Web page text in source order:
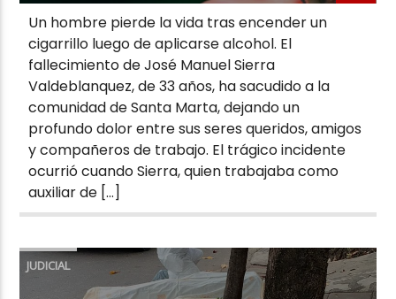
Un hombre pierde la vida tras encender un
cigarrillo luego de aplicarse alcohol. El
fallecimiento de José Manuel Sierra
Valdeblanquez, de 33 años, ha sacudido a la
comunidad de Santa Marta, dejando un
profundo dolor entre sus seres queridos, amigos
y compañeros de trabajo. El trágico incidente
ocurrió cuando Sierra, quien trabajaba como
auxiliar de […]
JUDICIAL